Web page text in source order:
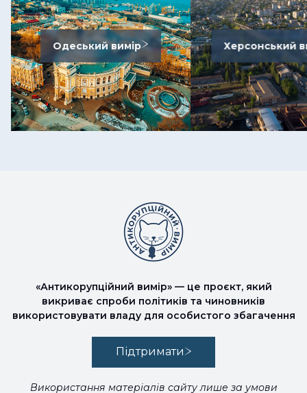
Одеський вимір Херсонський
«Антикорупційний вимір» — це проєкт, який
викриває спроби політиків та чиновників
використовувати владу для особистого збагачення
Підтримати
Використання матеріалів сайту лише за умови